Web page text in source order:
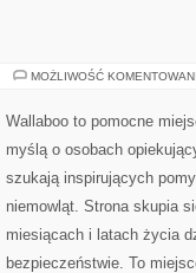
MOŻLIWOŚĆ
Wallaboo to pomocne
myślą o osobach
szukają inspirujących
niemowląt. Strona skupia
miesiącach i latach życia
bezpieczeństwie. To